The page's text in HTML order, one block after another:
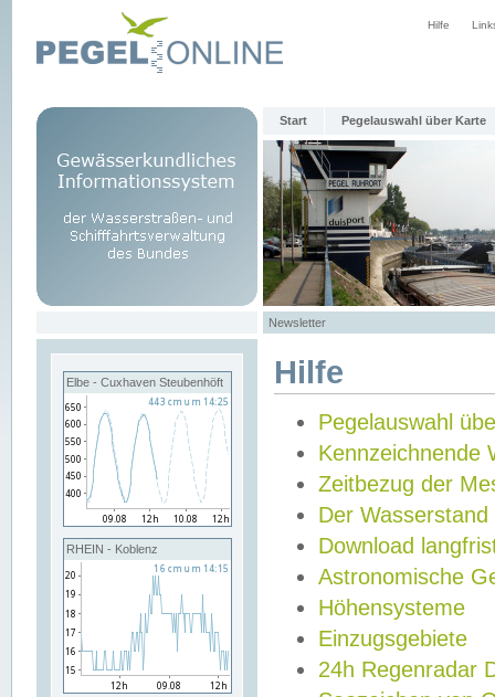
Hilfe
Start Pegelauswahl über Karte
Newsletter
Elbe - Cuxhaven Steubenhöft
RHEIN - Koblenz
Hilfe
Pegelauswahl
Kennzeichnende
Zeitbezug der
Der Wasserstand
Download
Astronomische
Höhensysteme
Einzugsgebiete
24h Regenradar